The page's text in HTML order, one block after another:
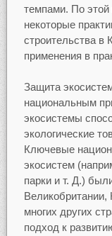
темпами. По этой
некоторые
строительства в
применения в
Защита
национальным
экосистемы
экологические
Ключевые
экосистем
парки и т. Д.)
многих других
подход к